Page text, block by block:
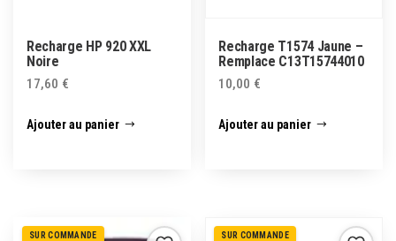
Recharge HP 920 XXL
Noire
17,60 €
Ajouter au panier
Recharge T1574 Jaune –
Remplace C13T15744010
10,00 €
Ajouter au panier
SUR COMMANDE SUR COMMANDE